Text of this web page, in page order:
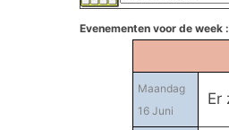
Evenementen voor de week :
Maandag
16 Juni
Er